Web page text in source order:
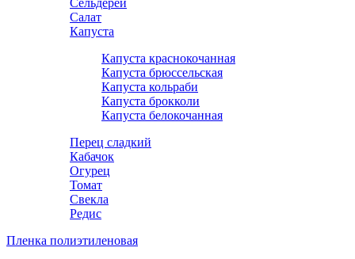
Салат
Капуста
Капуста краснокочанная
Капуста брюссельская
Капуста кольраби
Капуста брокколи
Капуста белокочанная
Перец сладкий
Кабачок
Огурец
Томат
Свекла
Редис
Пленка полиэтиленовая